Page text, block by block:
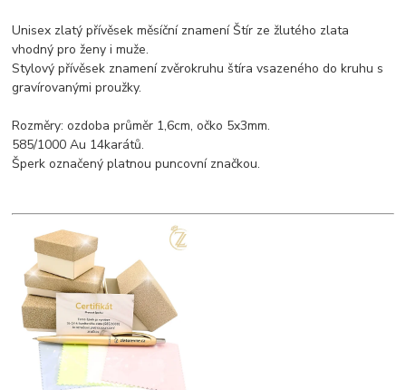
Unisex zlatý přívěsek měsíční znamení Štír ze žlutého zlata
vhodný pro ženy i muže.
Stylový přívěsek znamení zvěrokruhu štíra vsazeného do kruhu s
gravírovanými proužky.
Rozměry: ozdoba průměr 1,6cm, očko 5x3mm.
585/1000 Au 14karátů.
Šperk označený platnou puncovní značkou.